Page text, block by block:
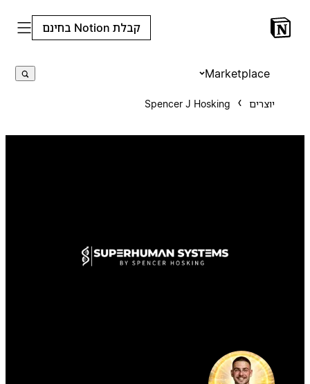
קבלת Notion בחינם
Marketplace
Spencer J Hosking